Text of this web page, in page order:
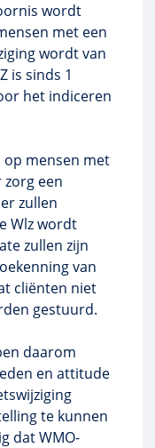
wordt
met een
wordt van
is sinds 1
het indiceren
op mensen met
een
zullen
Wlz wordt
zullen zijn
van
cliënten niet
gestuurd.
daarom
en attitude
te kunnen
dat WMO-